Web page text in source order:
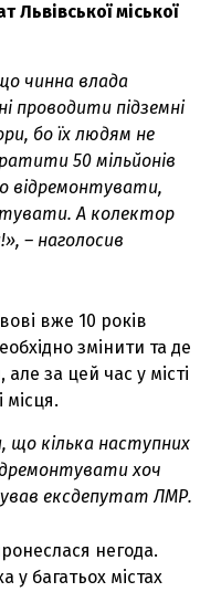
Львівської міської
чинна влада
проводити підземні
бо їх людям не
50 мільйонів
відремонтувати,
А колектор
– наголосив
вже 10 років
змінити та де
за цей час у місті
місця.
що кілька наступних
хоч
ексдепутат ЛМР.
негода.
у багатьох містах